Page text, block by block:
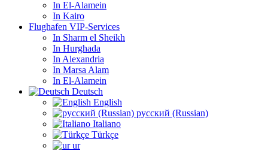
In El-Alamein
In Kairo
Flughafen VIP-Services
In Sharm el Sheikh
In Hurghada
In Alexandria
In Marsa Alam
In El-Alamein
Deutsch
English
русский (Russian)
Italiano
Türkçe
ur